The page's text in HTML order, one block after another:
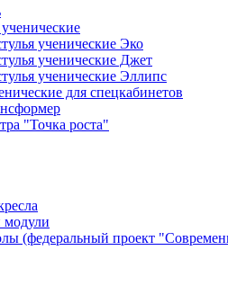
ученические Эко
ученические Джет
ученические Эллипс
для спецкабинетов
"Точка роста"
(федеральный проект